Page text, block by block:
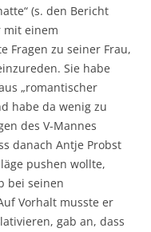
(s. den Bericht
mit einem
Fragen zu seiner Frau,
Sie habe
„romantischer
habe da wenig zu
des V-Mannes
danach Antje Probst
pushen wollte,
bei seinen
Vorhalt musste er
gab an, dass